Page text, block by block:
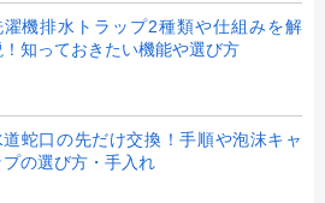
濯機排水トラップ2種類や仕組みを解
！知っておきたい機能や選び方
道蛇口の先だけ交換！手順や泡沫キャ
プの選び方・手入れ